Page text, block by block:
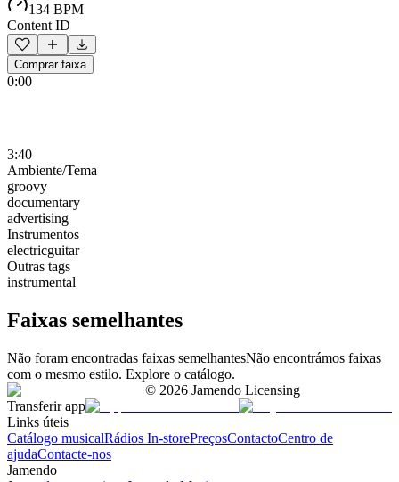
134 BPM
Content ID
Comprar faixa
0:00
3:40
Ambiente/Tema
groovy
documentary
advertising
Instrumentos
electricguitar
Outras tags
instrumental
Faixas semelhantes
Não foram encontradas faixas semelhantesNão encontrámos faixas
com o mesmo estilo. Explore o catálogo.
© 2026 Jamendo Licensing
Transferir app
Links úteis
Catálogo musicalRádios In-storePreçosContactoCentro de
ajudaContacte-nos
Jamendo